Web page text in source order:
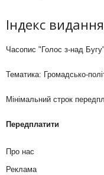
Індекс
Часопис "Голос з-над Бугу"
Тематика: Громадсько-
Мінімальний строк
Передплатити
Про нас
Реклама